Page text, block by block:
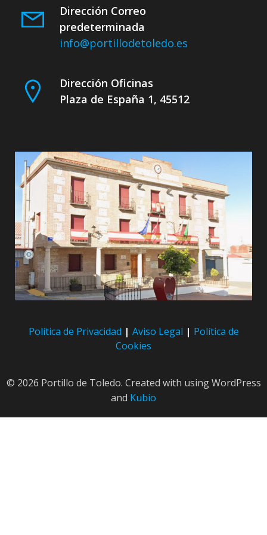
Dirección Correo
predeterminada
info@portillodetoledo.es
Dirección Oficinas
Plaza de España 1, 45512
Política de Privacidad | Aviso Legal | Política de
Cookies
© 2026 Portillo de Toledo. Created with using WordPress
and Kubio